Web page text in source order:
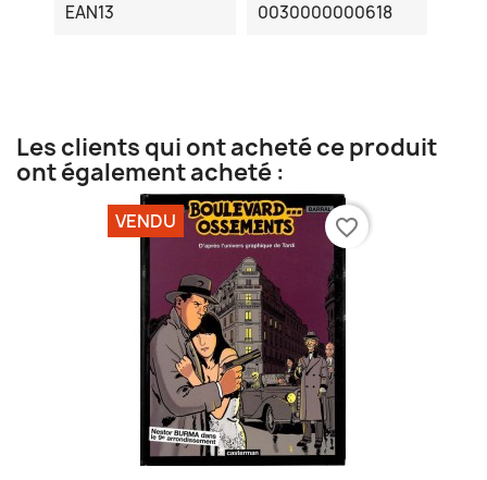
EAN13
0030000000618
Les clients qui ont acheté ce produit
ont également acheté :
VENDU favorite_border